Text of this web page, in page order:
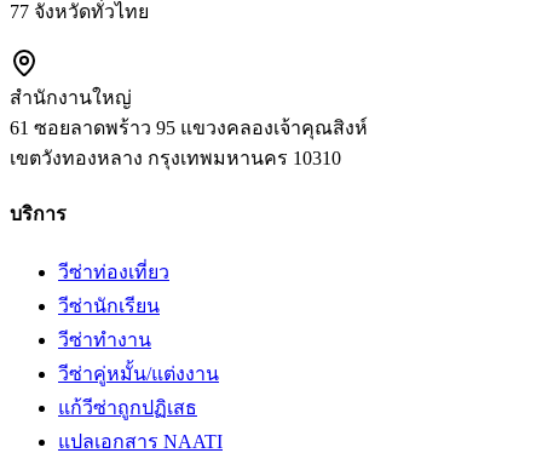
77 จังหวัดทั่วไทย
สำนักงานใหญ่
61 ซอยลาดพร้าว 95 แขวงคลองเจ้าคุณสิงห์
เขตวังทองหลาง กรุงเทพมหานคร 10310
บริการ
วีซ่าท่องเที่ยว
วีซ่านักเรียน
วีซ่าทำงาน
วีซ่าคู่หมั้น/แต่งงาน
แก้วีซ่าถูกปฏิเสธ
แปลเอกสาร NAATI